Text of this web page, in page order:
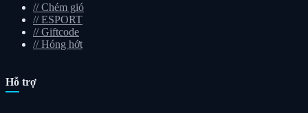
// Chém gió
// ESPORT
// Giftcode
// Hóng hớt
Hỗ trợ